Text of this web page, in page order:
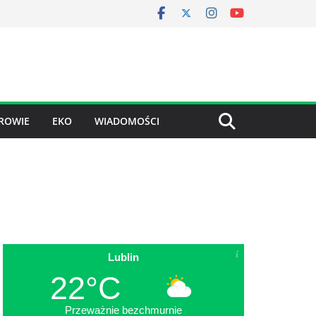
EKO WIADOMOŚCI
Lublin
22°C
Przeważnie bezchmurnie